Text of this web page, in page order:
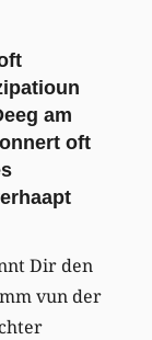
am
oft
Dir den
vun der